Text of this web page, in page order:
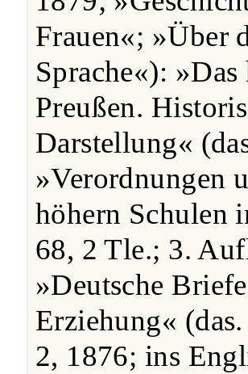
Frauen«; »Über
Sprache«):
Preußen.
Darstellung«
»Verordnungen
höhern Schulen
68, 2 Tle.; 3.
»Deutsche
Erziehung«
2, 1876; ins